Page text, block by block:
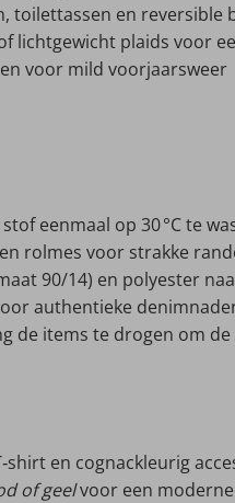
toilettassen en reversible
lichtgewicht plaids voor
voor mild voorjaarsweer
eenmaal op 30 °C te
rolmes voor strakke
90/14) en polyester
authentieke
de items te drogen om
en cognackleurig
of geelvoor een